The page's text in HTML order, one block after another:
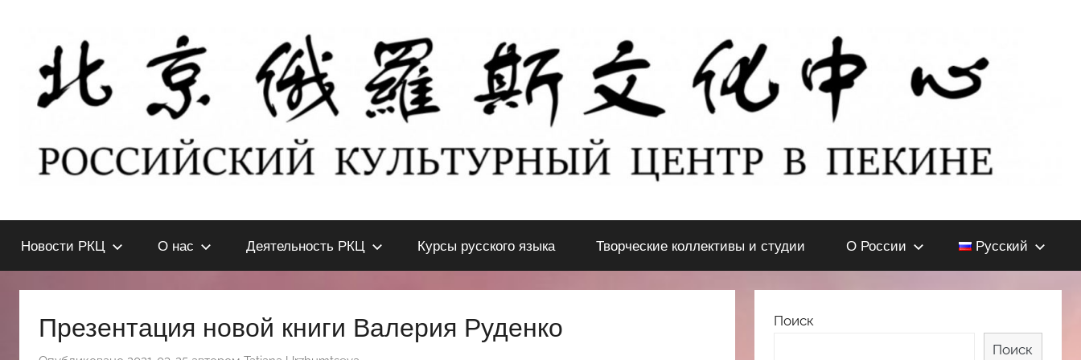
содержимому
北
京
罗
КУЛЬТУРНЫЙ
ЦЕНТР
ПЕКИНЕ
Новости РКЦ О нас Деятельность РКЦ Курсы русского языка Творческие коллективы и студии О России Русский
Презентация новой книги Валерия Руденко
Поиск
Поиск